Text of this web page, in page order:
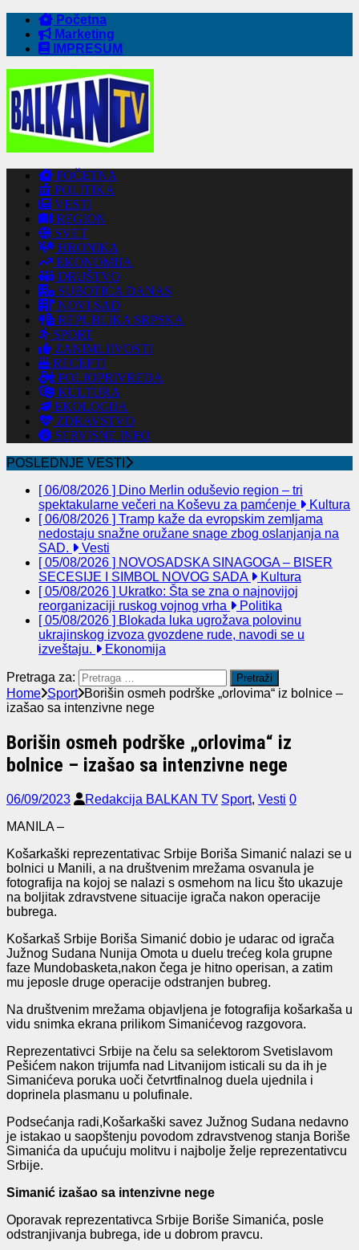
Početna
Marketing
IMPRESUM
POČETNA
POLITIKA
VESTI
REGION
SVET
HRONIKA
EKONOMIJA
DRUŠTVO
SUBOTICA DANAS
NOVI SAD
REPUBLIKA SRPSKA
SPORT
ZANIMLJIVOSTI
RECEPTI
POLJOPRIVREDA
KULTURA
EKOLOGIJA
ZDRAVSTVO
SERVISNE INFO
POSLEDNJE VESTI
[ 06/08/2026 ] Dino Merlin oduševio region – tri
spektakularne večeri na Koševu za pamćenje
Kultura
[ 06/08/2026 ] Tramp kaže da evropskim zemljama
nedostaju snažne oružane snage zbog oslanjanja na
SAD.
Vesti
[ 05/08/2026 ] NOVOSADSKA SINAGOGA – BISER
SECESIJE I SIMBOL NOVOG SADA
Kultura
[ 05/08/2026 ] Ukratko: Šta se zna o najnovijoj
reorganizaciji ruskog vojnog vrha
Politika
[ 05/08/2026 ] Blokada luka ugrožava polovinu
ukrajinskog izvoza gvozdene rude, navodi se u
izveštaju.
Ekonomija
Pretraga za:
Home Sport Borišin osmeh podrške „orlovima“ iz bolnice –
izašao sa intenzivne nege
Borišin osmeh podrške „orlovima“ iz
bolnice – izašao sa intenzivne nege
06/09/2023 Redakcija BALKAN TV Sport, Vesti 0
MANILA –
Košarkaški reprezentativac Srbije Boriša Simanić nalazi se u
bolnici u Manili, a na društvenim mrežama osvanula je
fotografija na kojoj se nalazi s osmehom na licu što ukazuje
na boljitak zdravstvene situacije igrača nakon operacije
bubrega.
Košarkaš Srbije Boriša Simanić dobio je udarac od igrača
Južnog Sudana Nunija Omota u duelu trećeg kola grupne
faze Mundobasketa,nakon čega je hitno operisan, a zatim
mu jeposle druge operacije odstranjen bubreg.
Na društvenim mrežama objavljena je fotografija košarkaša u
vidu snimka ekrana prilikom Simanićevog razgovora.
Reprezentativci Srbije na čelu sa selektorom Svetislavom
Pešićem nakon trijumfa nad Litvanijom isticali su da ih je
Simanićeva poruka uoči četvrtfinalnog duela ujednila i
doprinela plasmanu u polufinale.
Podsećanja radi,Košarkaški savez Južnog Sudana nedavno
je istakao u saopštenju povodom zdravstvenog stanja Boriše
Simanića da upućuju molitvu i najbolje želje reprezentativcu
Srbije.
Simanić izašao sa intenzivne nege
Oporavak reprezentativca Srbije Boriše Simanića, posle
odstranjivanja bubrega, ide u dobrom pravcu.